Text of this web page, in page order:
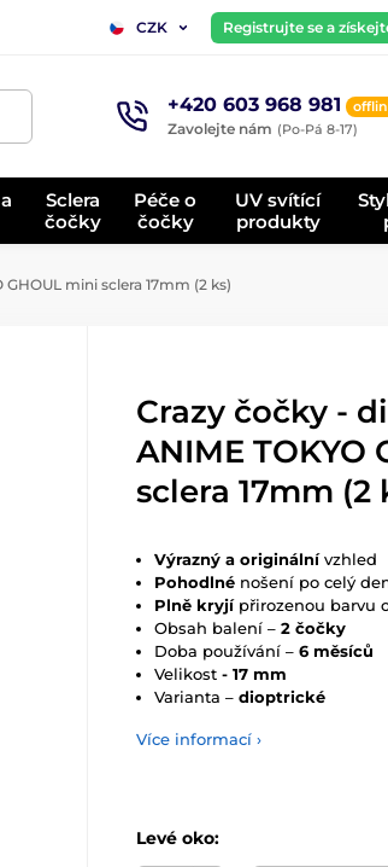
CZK Registrujte se a
+420 603 968 981
Zavolejte nám (Po-Pá 8-17)
Sclera
čočky
Péče o
čočky
UV svítící
produkty
mini sclera 17mm (2 ks)
Crazy čočky -
ANIME TOKYO
sclera 17mm (2
Výrazný a originálnívzhled
Pohodlné nošení po celý
Plně kryjípřirozenou barvu
Obsah balení – 2 čočky
Doba používání – 6 měsíců
Velikost - 17 mm
Varianta – dioptrické
Více informací ›
Levé oko: